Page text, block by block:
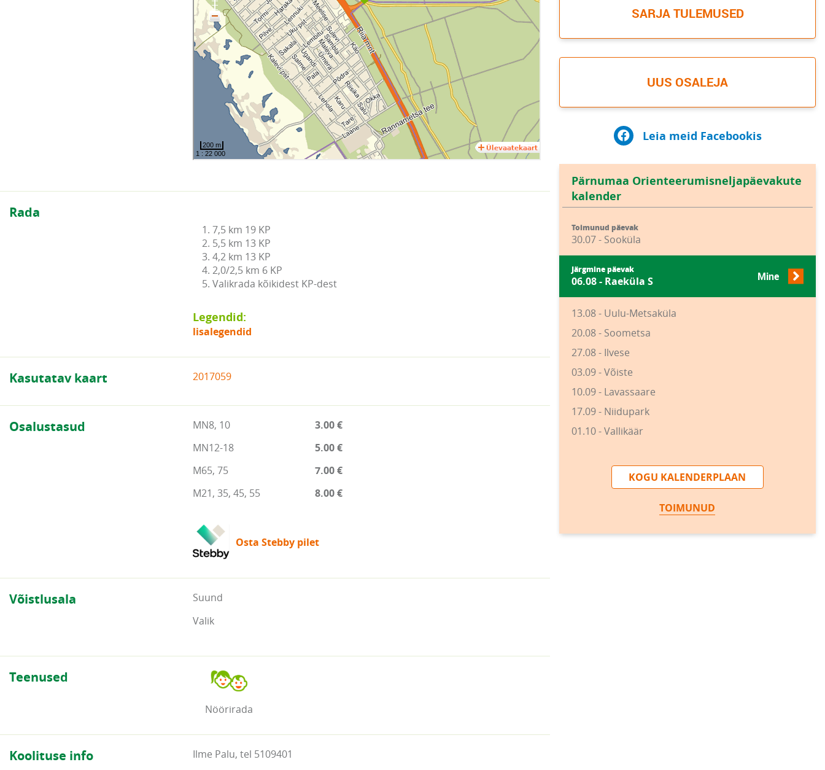
Rada
1. 7,5 km 19 KP
2. 5,5 km 13 KP
3. 4,2 km 13 KP
4. 2,0/2,5 km 6 KP
5. Valikrada kõikidest KP-dest
Legendid:
lisalegendid
Kasutatav kaart 2017059
Osalustasud MN8, 10
3.00 €
MN12-18
5.00 €
M65, 75
7.00 €
M21, 35, 45, 55
8.00 €
Osta Stebby pilet
Võistlusala
Suund
Valik
Teenused
Nöörirada
Koolituse info
Ilme Palu, tel 5109401
SARJA TULEMUSED
UUS OSALEJA
Leia meid Facebookis
Pärnumaa Orienteerumisneljapäevakute
kalender
Toimunud päevak
30.07 - Sooküla
Järgmine päevak
06.08 - Raeküla S Mine
13.08 - Uulu-Metsaküla
20.08 - Soometsa
27.08 - Ilvese
03.09 - Võiste
10.09 - Lavassaare
17.09 - Niidupark
01.10 - Vallikäär
KOGU KALENDERPLAAN
TOIMUNUD